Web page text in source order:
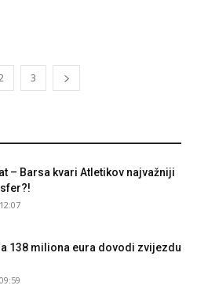
3
– Barsa kvari Atletikov najvažniji
138 miliona eura dovodi zvijezdu